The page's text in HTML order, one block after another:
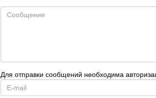
Для отправки сообщений необходима
mail